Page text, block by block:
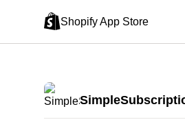
Shopify App Store